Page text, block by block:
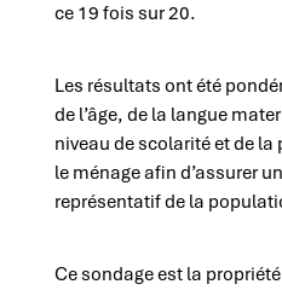
ce 19 fois sur 20.
Les résultats ont été
de l’âge, de la langue
niveau de scolarité et de la
le ménage afin d’assurer
représentatif de la
Ce sondage est la